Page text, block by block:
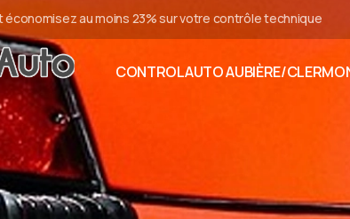
économisez au moins 23% sur votre contrôle technique
CONTROLAUTO AUBIÈRE/